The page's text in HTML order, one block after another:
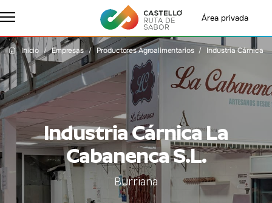
Área privada
Industria Cárnica La
Cabanenca S.L.
Burriana
Inicio Empresas Productores Agroalimentarios Industria Cárnica